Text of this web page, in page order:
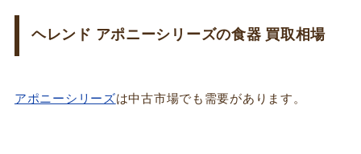
ヘレンド アポニーシリーズの食器 買取相場
アポニーシリーズ は中古市場でも需要があります。